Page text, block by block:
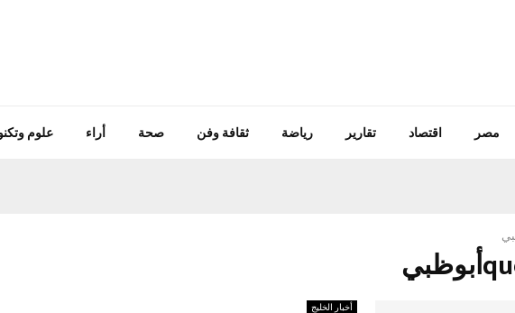
مصر اقتصاد تقارير رياضة ثقافة وفن صحة أراء علوم
أخبار الخليج